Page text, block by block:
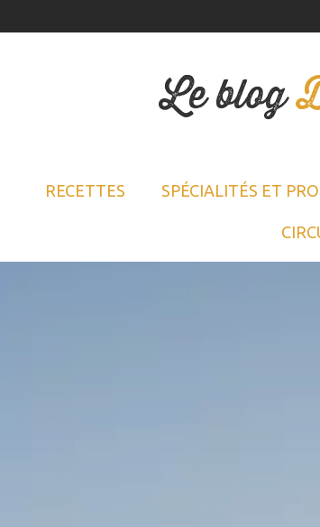
Le blog
RECETTES SPÉCIALITÉS ET